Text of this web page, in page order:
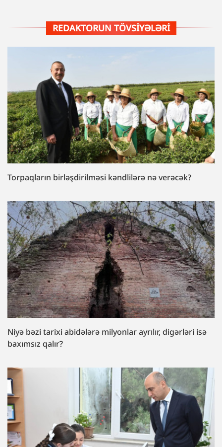
REDAKTORUN TÖVSIYƏLƏRI
Torpaqların birləşdirilməsi kəndlilərə nə verəcək?
Niyə bəzi tarixi abidələrə milyonlar ayrılır, digərləri isə
baxımsız qalır?